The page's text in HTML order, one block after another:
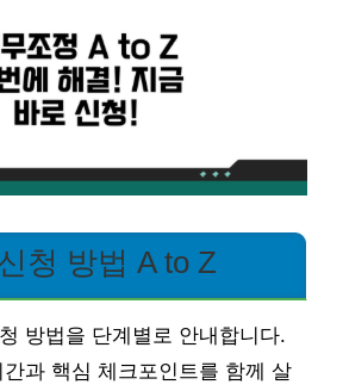
청 방법 A to Z
방법을 단계별로 안내합니다.
과 핵심 체크포인트를 함께 살